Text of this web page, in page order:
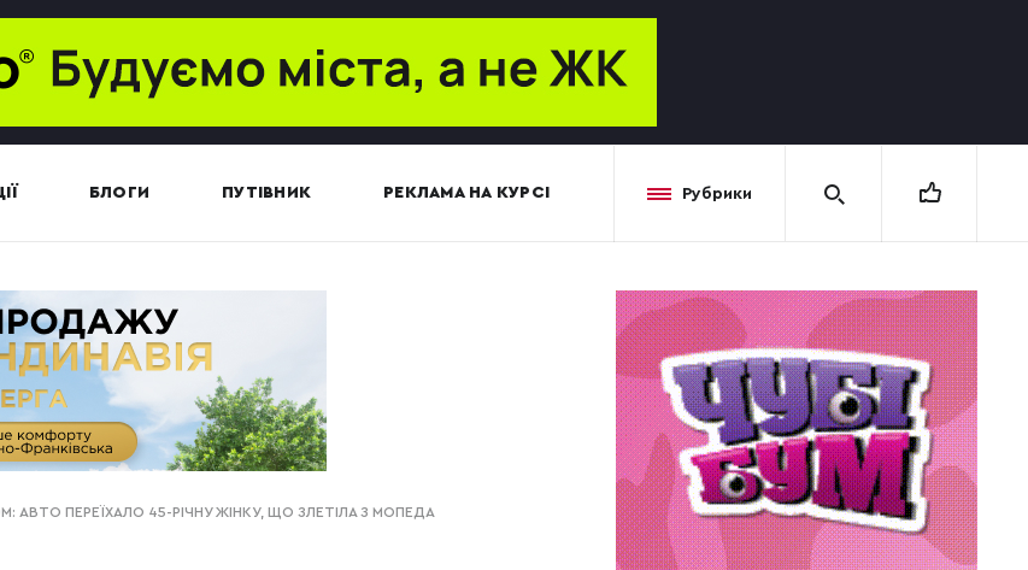
БЛОГИ ПУТІВНИК РЕКЛАМА НА КУРСІ Рубрики
АВТО ПЕРЕЇХАЛО 45-РІЧНУ ЖІНКУ, ЩО ЗЛЕТІЛА З МОПЕДА